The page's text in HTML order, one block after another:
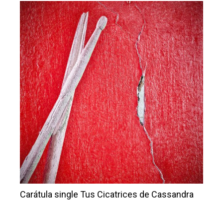
Carátula single Tus Cicatrices de Cassandra